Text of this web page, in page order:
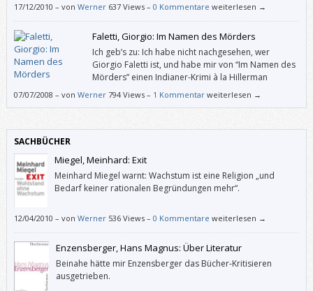
17/12/2010 – von Werner 637 Views – 0 Kommentare weiterlesen →
Faletti, Giorgio: Im Namen des Mörders
Ich geb’s zu: Ich habe nicht nachgesehen, wer
Giorgio Faletti ist, und habe mir von “Im Namen des
Mörders” einen Indianer-Krimi à la Hillerman
erwartet.
07/07/2008 – von Werner 794 Views – 1 Kommentar weiterlesen →
SACHBÜCHER
Miegel, Meinhard: Exit
Meinhard Miegel warnt: Wachstum ist eine Religion „und
Bedarf keiner rationalen Begründungen mehr“.
12/04/2010 – von Werner 536 Views – 0 Kommentare weiterlesen →
Enzensberger, Hans Magnus: Über Literatur
Beinahe hätte mir Enzensberger das Bücher-Kritisieren
ausgetrieben.